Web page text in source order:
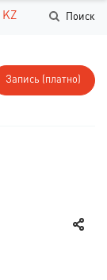
Поиск
KZ
Запись (платно)